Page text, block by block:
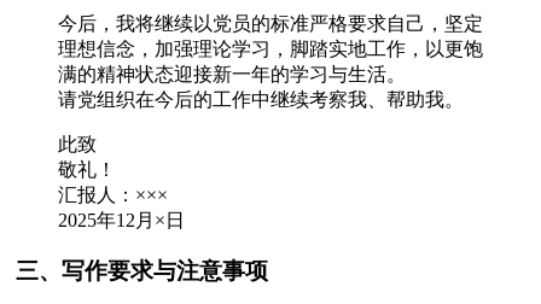
今后，我将继续以党员的标准严格要求自己，坚定
理想信念，加强理论学习，脚踏实地工作，以更饱
满的精神状态迎接新一年的学习与生活。
请党组织在今后的工作中继续考察我、帮助我。
此致
敬礼！
汇报人：×××
2025年12月×日
三、写作要求与注意事项